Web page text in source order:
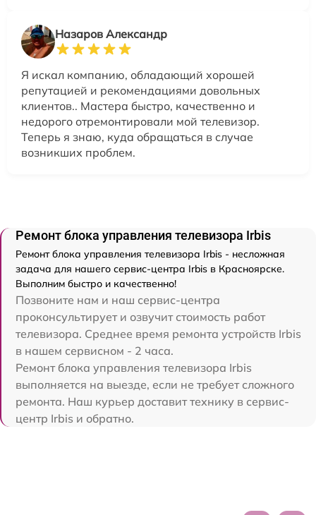
Назаров Александр
Я искал компанию, обладающий хорошей
репутацией и рекомендациями довольных
клиентов.. Мастера быстро, качественно и
недорого отремонтировали мой телевизор.
Теперь я знаю, куда обращаться в случае
возникших проблем.
Ремонт блока управления телевизора Irbis
Ремонт блока управления телевизора Irbis - несложная
задача для нашего сервис-центра Irbis в Красноярске.
Выполним быстро и качественно!
Позвоните нам и наш сервис-центра
проконсультирует и озвучит стоимость работ
телевизора. Среднее время ремонта устройств Irbis
в нашем сервисном - 2 часа.
Ремонт блока управления телевизора Irbis
выполняется на выезде, если не требует сложного
ремонта. Наш курьер доставит технику в сервис-
центр Irbis и обратно.